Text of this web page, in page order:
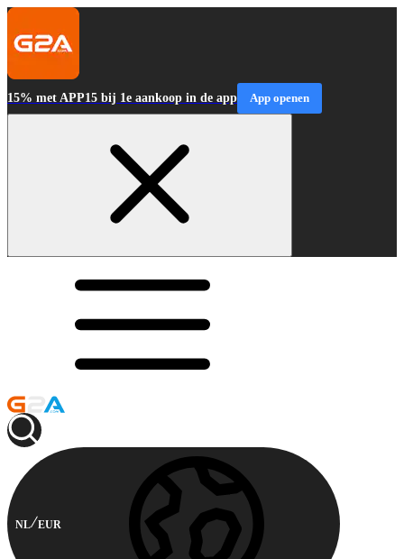
15% met APP15 bij 1e aankoop in de app App openen
NL EUR